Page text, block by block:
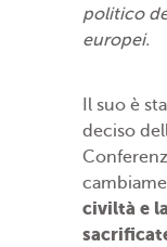
politico
europei.
Il suo è
deciso
civiltà e